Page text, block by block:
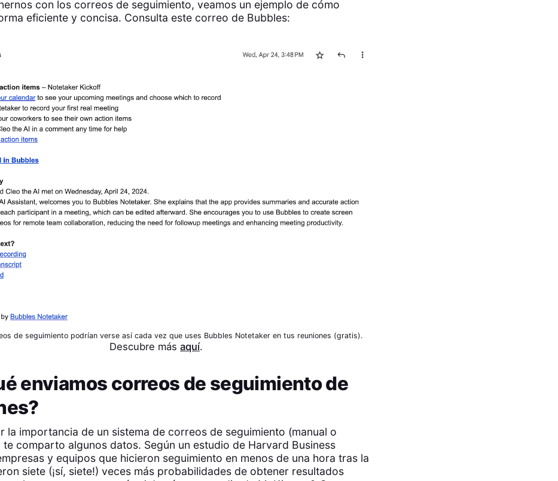
con los correos de seguimiento, veamos un ejemplo de cómo
eficiente y concisa. Consulta este correo de Bubbles:
de seguimiento podrían verse así cada vez que uses Bubbles Notetaker en tus reuniones (gratis).
Descubre más aquí.
enviamos correos de seguimiento de
la importancia de un sistema de correos de seguimiento (manual o
te comparto algunos datos. Según un estudio de Harvard Business
y equipos que hicieron seguimiento en menos de una hora tras la
siete (¡sí, siete!) veces más probabilidades de obtener resultados